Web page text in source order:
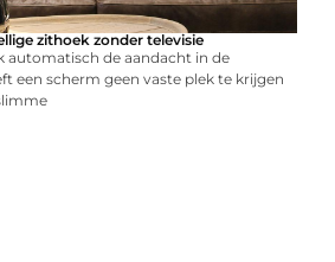
zithoek zonder televisie
automatisch de aandacht in de
een scherm geen vaste plek te krijgen